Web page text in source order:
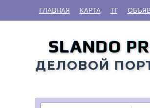
ГЛАВНАЯ КАРТА ТГ
SLANDO
ДЕЛОВОЙ